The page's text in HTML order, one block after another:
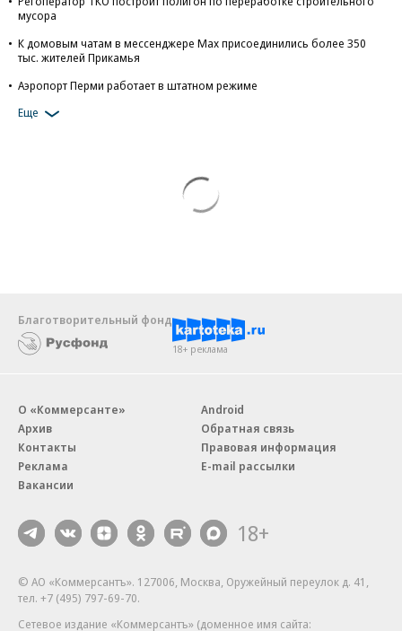
мусора
К домовым чатам в мессенджере Max присоединились более 350
тыс. жителей Прикамья
Аэропорт Перми работает в штатном режиме
Еще
Благотворительный фонд
18+ реклама
О «Коммерсанте»
Архив
Контакты
Реклама
Вакансии
Android
Обратная связь
Правовая информация
E-mail рассылки
18+
© АО «Коммерсантъ». 127006, Москва, Оружейный переулок д. 41,
тел. +7 (495) 797-69-70.
Сетевое издание «Коммерсантъ» (доменное имя сайта: